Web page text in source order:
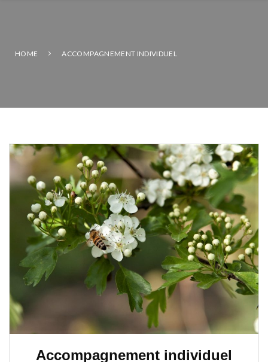
HOME ACCOMPAGNEMENT INDIVIDUEL
Accompagnement individuel